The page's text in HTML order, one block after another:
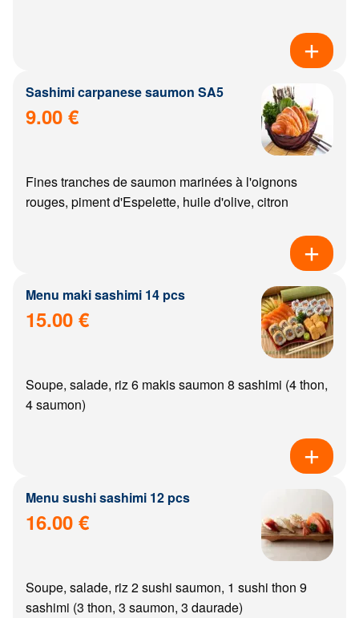
Sashimi carpanese saumon SA5
9.00 €
Fines tranches de saumon marinées à l'oignons
rouges, piment d'Espelette, huile d'olive, citron
Menu maki sashimi 14 pcs
15.00 €
Soupe, salade, riz 6 makis saumon 8 sashimi (4 thon,
4 saumon)
Menu sushi sashimi 12 pcs
16.00 €
Soupe, salade, riz 2 sushi saumon, 1 sushi thon 9
sashimi (3 thon, 3 saumon, 3 daurade)